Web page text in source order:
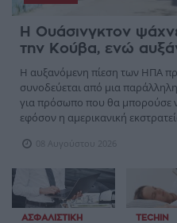
Η Ουάσινγκτον
την Κούβα, ενώ
Η αυξανόμενη πίεση των ΗΠΑ
συνοδεύεται από μια
για πρόσωπο που θα μπορούσε
εφόσον η αμερικανική
08 Αυγούστου 2026
ΑΣΦΑΛΙΣΤΙΚΉ TECHIN